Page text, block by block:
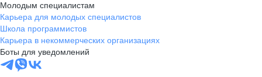
Молодым специалистам
Карьера для молодых специалистов
Школа программистов
Карьера в некоммерческих организациях
Боты для уведомлений